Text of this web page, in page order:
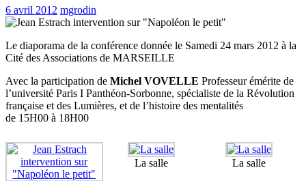
6 avril 2012 mgrodin
Le diaporama de la conférence donnée le Samedi 24 mars 2012 à la
Cité des Associations de MARSEILLE
Avec la participation de Michel VOVELLE Professeur émérite de
l’université Paris I Panthéon-Sorbonne, spécialiste de la Révolution
française et des Lumières, et de l’histoire des mentalités
de 15H00 à 18H00
La salle La salle